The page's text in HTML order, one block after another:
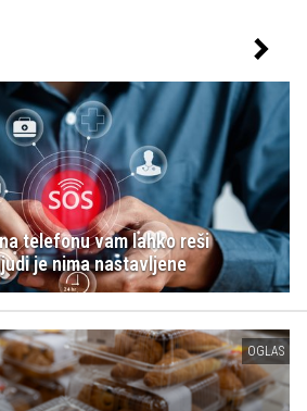
telefonu vam lahko reši
je nima nastavljene
OGLAS